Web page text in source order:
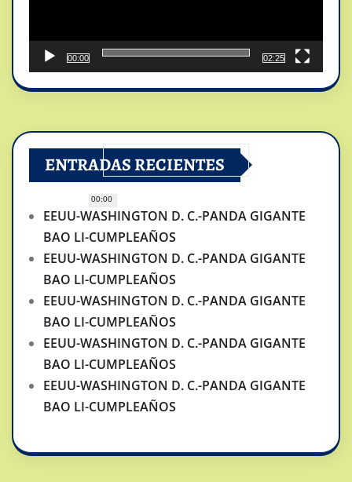
00:00
00:00
02:25
ENTRADAS RECIENTES
EEUU-WASHINGTON D. C.-PANDA GIGANTE
BAO LI-CUMPLEAÑOS
EEUU-WASHINGTON D. C.-PANDA GIGANTE
BAO LI-CUMPLEAÑOS
EEUU-WASHINGTON D. C.-PANDA GIGANTE
BAO LI-CUMPLEAÑOS
EEUU-WASHINGTON D. C.-PANDA GIGANTE
BAO LI-CUMPLEAÑOS
EEUU-WASHINGTON D. C.-PANDA GIGANTE
BAO LI-CUMPLEAÑOS